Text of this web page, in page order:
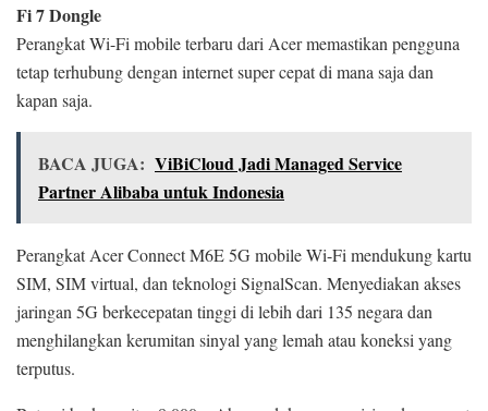
Fi 7 Dongle
Perangkat Wi-Fi mobile terbaru dari Acer memastikan pengguna
tetap terhubung dengan internet super cepat di mana saja dan
kapan saja.
BACA JUGA: ViBiCloud Jadi Managed Service
Partner Alibaba untuk Indonesia
Perangkat Acer Connect M6E 5G mobile Wi-Fi mendukung kartu
SIM, SIM virtual, dan teknologi SignalScan. Menyediakan akses
jaringan 5G berkecepatan tinggi di lebih dari 135 negara dan
menghilangkan kerumitan sinyal yang lemah atau koneksi yang
terputus.